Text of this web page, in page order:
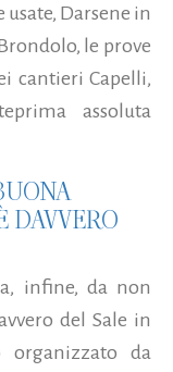
Darsene in
le prove
cantieri Capelli,
assoluta
DAVVERO
infine, da non
del Sale in
organizzato da